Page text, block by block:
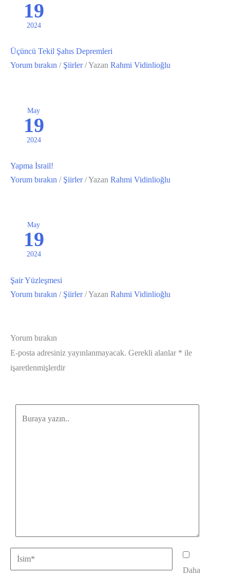
19
2024
Üçüncü Tekil Şahıs Depremleri
Yorum bırakın / Şiirler/ Yazan Rahmi Vidinlioğlu
May
19
2024
Yapma İsrail!
Yorum bırakın / Şiirler/ Yazan Rahmi Vidinlioğlu
May
19
2024
Şair Yüzleşmesi
Yorum bırakın / Şiirler/ Yazan Rahmi Vidinlioğlu
Yorum bırakın
E-posta adresiniz yayınlanmayacak. Gerekli alanlar * ile
işaretlenmişlerdir
İsim*
Daha